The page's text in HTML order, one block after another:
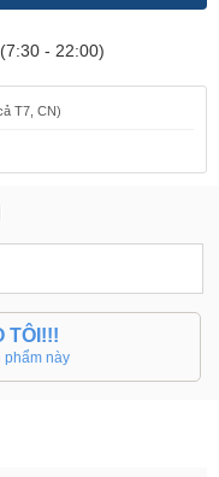
- 22:00)
T7, CN)
TÔI!!!
phẩm này